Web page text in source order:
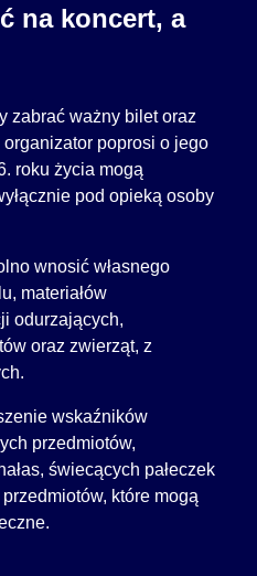
na koncert, a
zabrać ważny bilet oraz
poprosi o jego
roku życia mogą
pod opieką osoby
wnosić własnego
materiałów
odurzających,
oraz zwierząt, z
wskaźników
przedmiotów,
świecących pałeczek
które mogą